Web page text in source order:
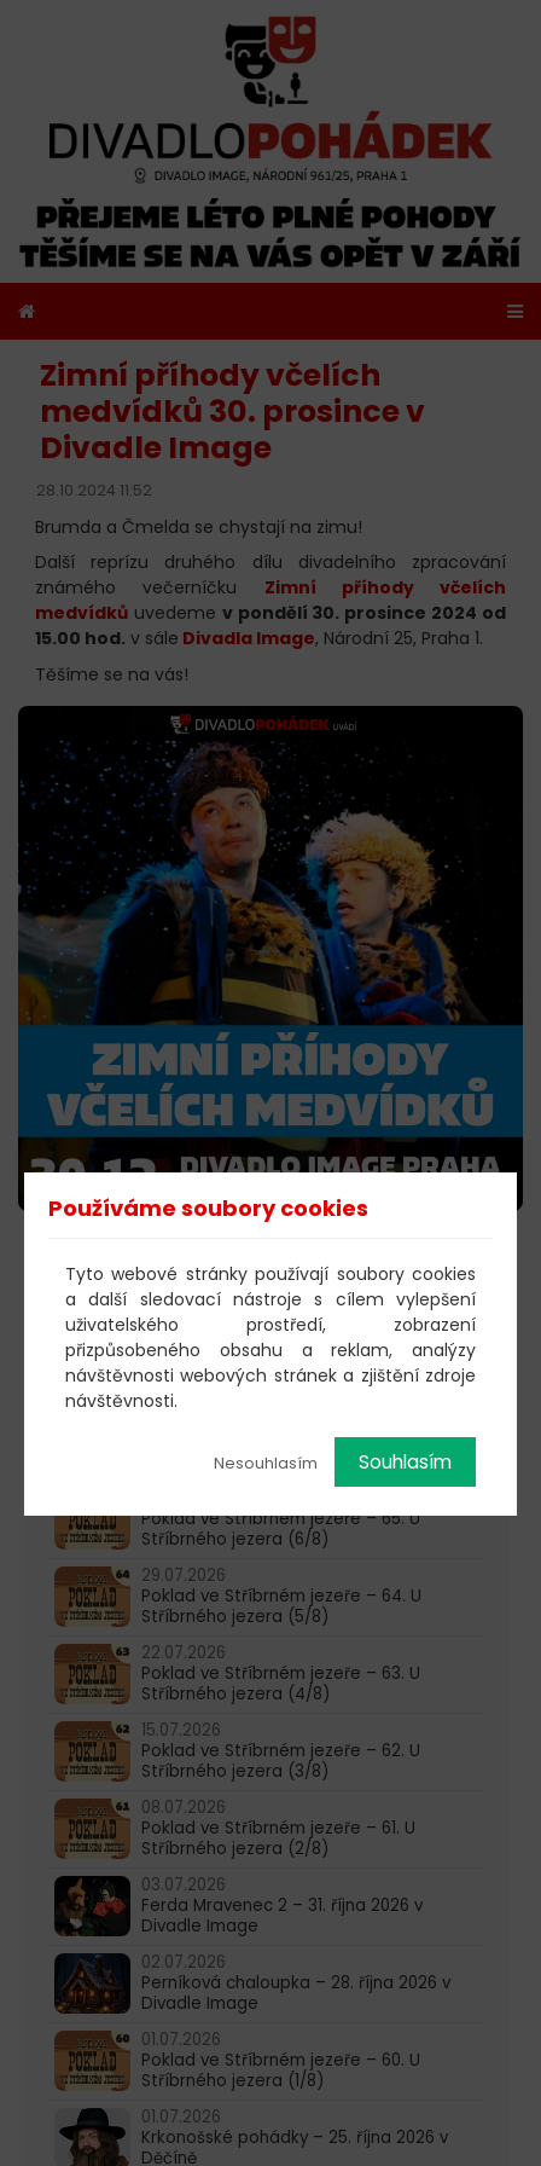
Zimní příhody včelích
medvídků 30. prosince v
Divadle Image
28.10.2024 11:52
Brumda a Čmelda se chystají na zimu!
Další reprízu druhého dílu divadelního zpracování
známého večerníčku Zimní příhody včelích
medvídků uvedeme v pondělí 30. prosince 2024 od
15.00 hod. v sále Divadla Image, Národní 25, Praha 1.
Těšíme se na vás!
KOUPIT VSTUPENKY
603 805 271
Poklad ve Stříbrném jezeře – 65. U
Stříbrného jezera (6/8)
29.07.2026
Poklad ve Stříbrném jezeře – 64. U
Stříbrného jezera (5/8)
22.07.2026
Poklad ve Stříbrném jezeře – 63. U
Stříbrného jezera (4/8)
15.07.2026
Poklad ve Stříbrném jezeře – 62. U
Stříbrného jezera (3/8)
08.07.2026
Poklad ve Stříbrném jezeře – 61. U
Stříbrného jezera (2/8)
03.07.2026
Ferda Mravenec 2 – 31. října 2026 v
Divadle Image
02.07.2026
Perníková chaloupka – 28. října 2026 v
Divadle Image
01.07.2026
Poklad ve Stříbrném jezeře – 60. U
Stříbrného jezera (1/8)
01.07.2026
Krkonošské pohádky – 25. října 2026 v
Děčíně
Používáme soubory cookies
Tyto webové stránky používají soubory cookies
a další sledovací nástroje s cílem vylepšení
uživatelského prostředí, zobrazení
přizpůsobeného obsahu a reklam, analýzy
návštěvnosti webových stránek a zjištění zdroje
návštěvnosti.
Nesouhlasím Souhlasím